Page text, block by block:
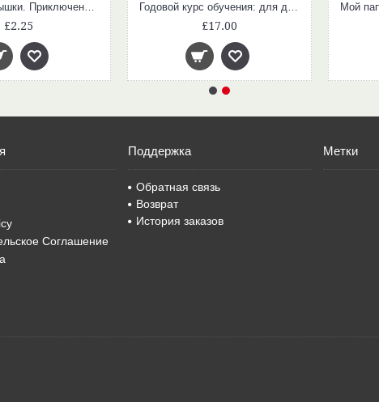
Книжки-малышки. Приключения трёх поросят
£2.25
Годовой курс обучения: для детей 4-5 лет (карточки Цвет и форма)
£17.00
Соглашение
Поддержка
Обратная связь
Возврат
История заказов
Метки